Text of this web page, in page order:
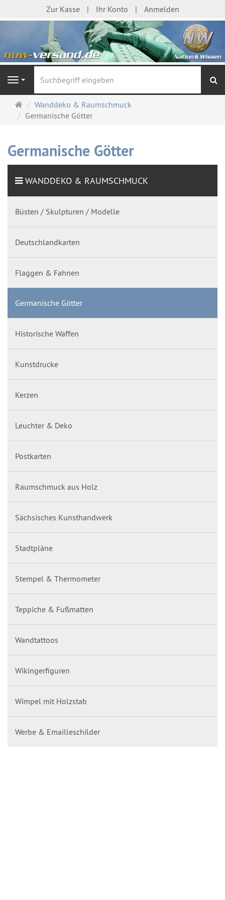
Zur Kasse Ihr Konto Anmelden
Navigation
Startseite
Wanddeko & Raumschmuck
Germanische Götter
Germanische Götter
WANDDEKO & RAUMSCHMUCK
Büsten / Skulpturen / Modelle
Deutschlandkarten
Flaggen & Fahnen
Germanische Götter
Historische Waffen
Kunstdrucke
Kerzen
Leuchter & Deko
Postkarten
Raumschmuck aus Holz
Sächsisches Kunsthandwerk
Stadtpläne
Stempel & Thermometer
Teppiche & Fußmatten
Wandtattoos
Wikingerfiguren
Wimpel mit Holzstab
Werbe & Emailleschilder